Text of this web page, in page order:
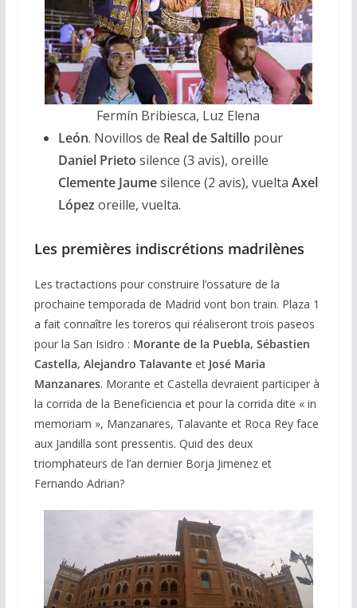
Fermín Bribiesca, Luz Elena
León. Novillos de Real de Saltillo pour
Daniel Prieto silence (3 avis), oreille
Clemente Jaumesilence (2 avis), vuelta Axel
López oreille, vuelta.
Les premières indiscrétions madrilènes
Les tractactions pour construire l’ossature de la
prochaine temporada de Madrid vont bon train. Plaza 1
a fait connaître les toreros qui réaliseront trois paseos
pour la San Isidro : Morante de la Puebla, Sébastien
Castella, Alejandro Talavanteet José Maria
Manzanares. Morante et Castella devraient participer à
la corrida de la Beneficiencia et pour la corrida dite « in
memoriam », Manzanares, Talavante et Roca Rey face
aux Jandilla sont pressentis. Quid des deux
triomphateurs de l’an dernier Borja Jimenez et
Fernando Adrian?